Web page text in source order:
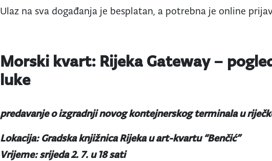
Ulaz na sva događanja je besplatan, a potrebna je online
Morski kvart: Rijeka Gateway –
luke
predavanje o izgradnji novog kontejnerskog terminala u
Lokacija: Gradska knjižnica Rijeka u art-kvartu “Benčić”
Vrijeme: srijeda 2. 7. u 18 sati